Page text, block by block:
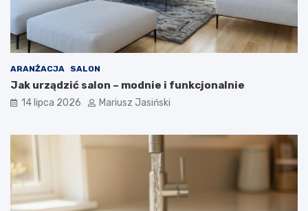
ARANŻACJA SALON
Jak urządzić salon – modnie i funkcjonalnie
14 lipca 2026 Mariusz Jasiński